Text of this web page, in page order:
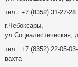
тел.: +7 (8352) 31-27-28
г.Чебоксары,
ул.Социалистическая,
тел.: +7 (8352) 22-05-03-
вахта